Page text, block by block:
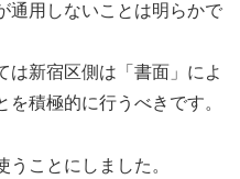
通用しないことは明らかで
は新宿区側は「書面」によ
積極的に行うべきです。
ことにしました。